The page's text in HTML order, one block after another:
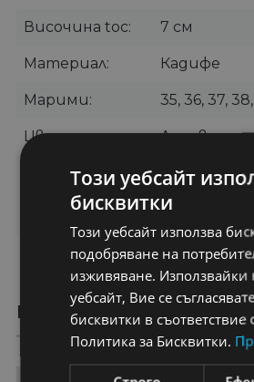
Височина toc 7 см
Материал Кадифе
Марими 35, 36, 37,
Цвят Лилав
Категории Обувки,
Бранд Botinelli
ПРЕПОРЪЧАНИ
31%
Този уебсайт
бисквитки
Този уебсайт използва
подобряване на
изживяване.
уебсайт, Вие се
бисквитки в съответствие
Политика за Бисквитки.